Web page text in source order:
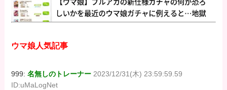
ウマ娘人気記事
999:名無しのトレーナー 2023/12/31(木) 23:59:59.59
ID:uMaLogNet